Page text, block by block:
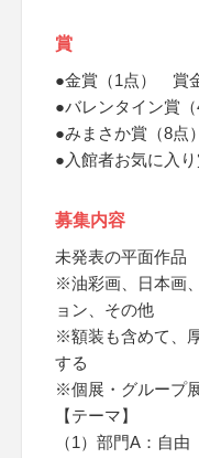
賞
●金賞（1点） 賞
●バレンタイン賞
●みまさか賞（8
●入館者お気に入
募集内容
未発表の平面作品
※油彩画、日本画
ョン、その他
※額装も含めて、
する
※個展・グループ
【テーマ】
（1）部門A：自由